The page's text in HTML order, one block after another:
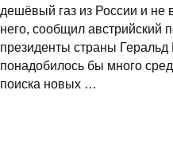
дешёвый газ из России и не
него, сообщил австрийский
президенты страны
понадобилось бы много
поиска новых …